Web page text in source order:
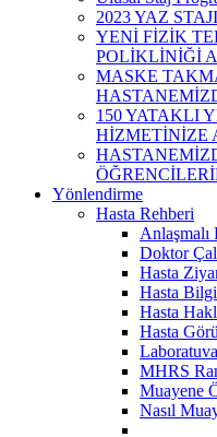
2023 YAZ
YENİ FİZİK
POLİKLİNİĞİ
MASKE
150 YATAKLI
HİZMETİNİZE
Yönlendirme
Hasta Rehberi
Doktor
Hasta
Hasta
Hasta
Hasta
MHRS
Muayene
Nasıl